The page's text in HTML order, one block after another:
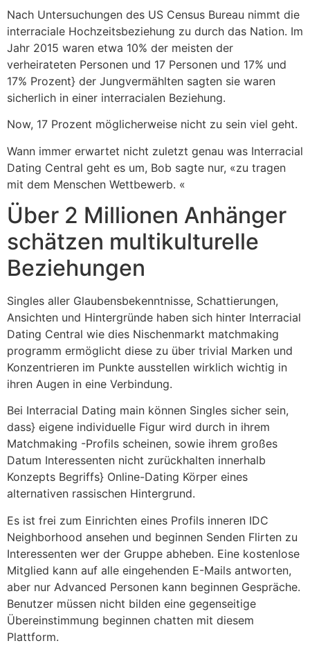
Nach Untersuchungen des US Census Bureau nimmt die
interraciale Hochzeitsbeziehung zu durch das Nation. Im
Jahr 2015 waren etwa 10% der meisten der
verheirateten Personen und 17 Personen und 17% und
17% Prozent} der Jungvermählten sagten sie waren
sicherlich in einer interracialen Beziehung.
Now, 17 Prozent möglicherweise nicht zu sein viel geht.
Wann immer erwartet nicht zuletzt genau was Interracial
Dating Central geht es um, Bob sagte nur, «zu tragen
mit dem Menschen Wettbewerb. «
Über 2 Millionen Anhänger
schätzen multikulturelle
Beziehungen
Singles aller Glaubensbekenntnisse, Schattierungen,
Ansichten und Hintergründe haben sich hinter Interracial
Dating Central wie dies Nischenmarkt matchmaking
programm ermöglicht diese zu über trivial Marken und
Konzentrieren im Punkte ausstellen wirklich wichtig in
ihren Augen in eine Verbindung.
Bei Interracial Dating main können Singles sicher sein,
dass} eigene individuelle Figur wird durch in ihrem
Matchmaking -Profils scheinen, sowie ihrem großes
Datum Interessenten nicht zurückhalten innerhalb
Konzepts Begriffs} Online-Dating Körper eines
alternativen rassischen Hintergrund.
Es ist frei zum Einrichten eines Profils inneren IDC
Neighborhood ansehen und beginnen Senden Flirten zu
Interessenten wer der Gruppe abheben. Eine kostenlose
Mitglied kann auf alle eingehenden E-Mails antworten,
aber nur Advanced Personen kann beginnen Gespräche.
Benutzer müssen nicht bilden eine gegenseitige
Übereinstimmung beginnen chatten mit diesem
Plattform.